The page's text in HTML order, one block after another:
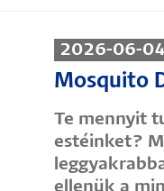
2026-06-04
Mosquito
Te mennyit
estéinket?
ellenük a